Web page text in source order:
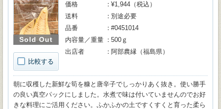
Sold Out
比較する
価格
¥1,944（税込）
送料
別途必要
品番
#0451014
内容量／重量
500ｇ
出店者
阿部農縁（福島県）
朝に収穫した新鮮な筍を糠と唐辛子でしっかりあく抜き。使い勝手
の良い真空パックにしました。水煮で味は付いていませんのでお好
きな料理にご活用ください。ふかふかの土ですくすくと育った柔ら